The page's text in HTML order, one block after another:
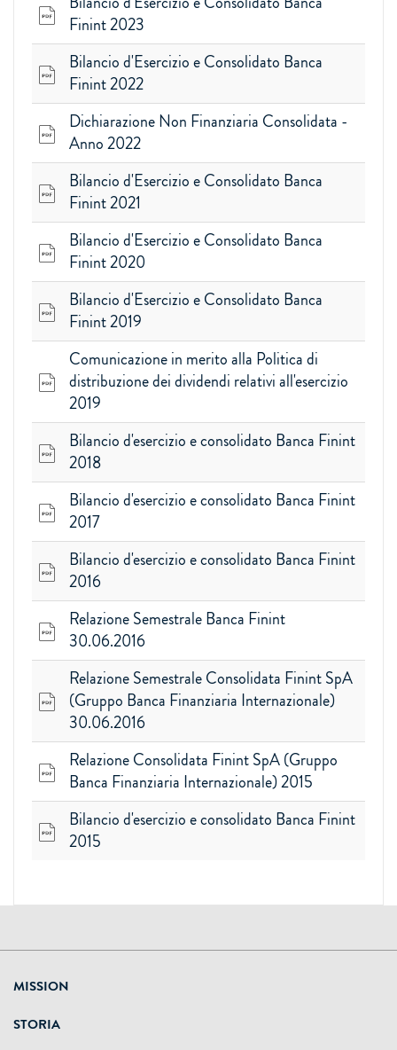
Finint 2023
Bilancio d'Esercizio e Consolidato Banca
Finint 2022
Dichiarazione Non Finanziaria Consolidata -
Anno 2022
Bilancio d'Esercizio e Consolidato Banca
Finint 2021
Bilancio d'Esercizio e Consolidato Banca
Finint 2020
Bilancio d'Esercizio e Consolidato Banca
Finint 2019
Comunicazione in merito alla Politica di
distribuzione dei dividendi relativi all'esercizio
2019
Bilancio d'esercizio e consolidato Banca Finint
2018
Bilancio d'esercizio e consolidato Banca Finint
2017
Bilancio d'esercizio e consolidato Banca Finint
2016
Relazione Semestrale Banca Finint
30.06.2016
Relazione Semestrale Consolidata Finint SpA
(Gruppo Banca Finanziaria Internazionale)
30.06.2016
Relazione Consolidata Finint SpA (Gruppo
Banca Finanziaria Internazionale) 2015
Bilancio d'esercizio e consolidato Banca Finint
2015
MISSION
STORIA